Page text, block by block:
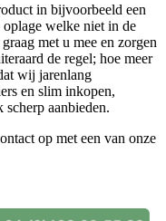
in bijvoorbeeld een
welke niet in de
met u mee en zorgen
de regel; hoe meer
wij jarenlang
en slim inkopen,
aanbieden.
op met een van onze